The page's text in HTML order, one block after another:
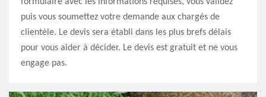
puis vous soumettez votre demande aux chargés de
clientèle. Le devis sera établi dans les plus brefs délais
pour vous aider à décider. Le devis est gratuit et ne vous
engage pas.